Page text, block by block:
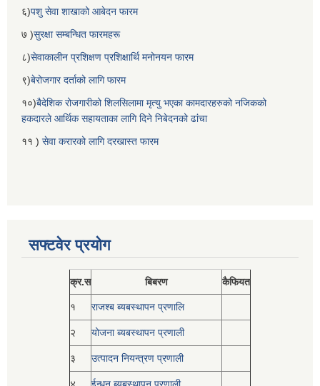
६)पशु सेवा शाखाको आबेदन फारम
७ )सुरक्षा सम्बन्धित फारमहरू
८)सेवाकालीन प्रशिक्षण प्रशिक्षार्थि मनोनयन फारम
९)बेरोजगार दर्ताको लागि फारम
१०)बैदेशिक रोजगारीको शिलसिलामा मृत्यु भएका कामदारहरुको नजिकको
हकदारले आर्थिक सहायताका लागि दिने निबेदनको ढांचा
११ ) सेवा करारको लागि दरखास्त फारम
सफ्टवेर प्रयोग
क्र.स बिबरण कैफियत
१ राजश्ब ब्यबस्थापन प्रणालि
२ योजना ब्यबस्थापन प्रणाली
३ उत्पादन नियन्त्रण प्रणाली